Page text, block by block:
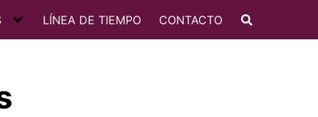
LÍNEA DE TIEMPO CONTACTO